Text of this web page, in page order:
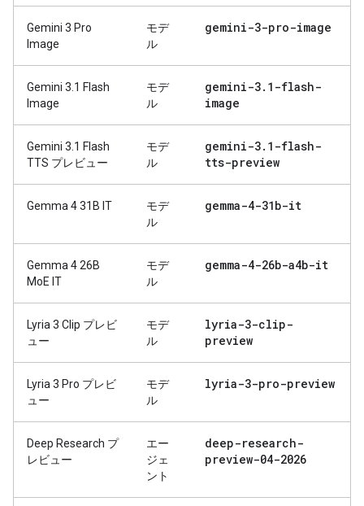
Gemini 3 Pro
Image
モデ
ル
gemini-3-pro-image
Gemini 3.1 Flash
Image
モデ
ル
gemini-3. 1-flash-
image
Gemini 3.1 Flash
TTS プレビュー
モデ
ル
gemini-3. 1-flash-
tts-preview
Gemma 4 31B IT
モデ
ル
gemma-4-31b-it
Gemma 4 26B
MoE IT
モデ
ル
gemma-4-26b-a4b-it
Lyria 3 Clip プレビ
ュー
モデ
ル
lyria-3-clip-
preview
Lyria 3 Pro プレビ
ュー
モデ
ル
lyria-3-pro-preview
Deep Research プ
レビュー
エー
ジェ
ント
deep-research-
preview-04-2026